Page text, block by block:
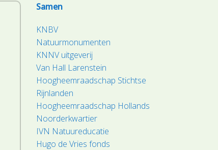
Samen
KNBV
Natuurmonumenten
KNNV uitgeverij
Van Hall Larenstein
Hoogheemraadschap Stichtse
Rijnlanden
Hoogheemraadschap Hollands
Noorderkwartier
IVN Natuureducatie
Hugo de Vries fonds